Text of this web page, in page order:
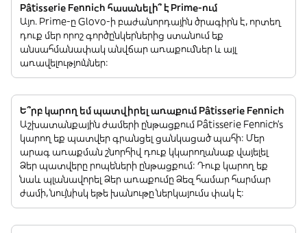
Pâtisserie Fennich հասանելի՞ է Prime-ում
Այո. Prime-ը Glovo-ի բաժանորդային ծրագիրն է, որտեղ
դուք մեր որոշ գործընկերներից ստանում եք
անսահմանափակ անվճար առաքումներ և այլ
առավելություններ:
Ե՞րբ կարող եմ պատվիրել առաքում Pâtisserie Fennich
Աշխատանքային ժամերի ընթացքում Pâtisserie Fennich’s
կարող եք պատվեր գրանցել ցանկացած պահի: Մեր
արագ առաքման շնորհիվ դուք կկարողանաք վայելել
Ձեր պատվերը րոպեների ընթացքում: Դուք կարող եք
նաև պլանավորել Ձեր առաքումը Ձեզ համար հարմար
ժամի, նույնիսկ եթե խանութը ներկայումս փակ է: